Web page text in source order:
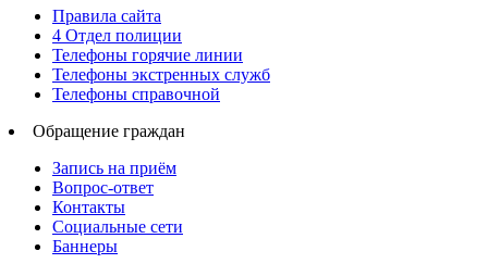
Правила сайта
4 Отдел полиции
Телефоны горячие линии
Телефоны экстренных служб
Телефоны справочной
Обращение граждан
Запись на приём
Вопрос-ответ
Контакты
Социальные сети
Баннеры